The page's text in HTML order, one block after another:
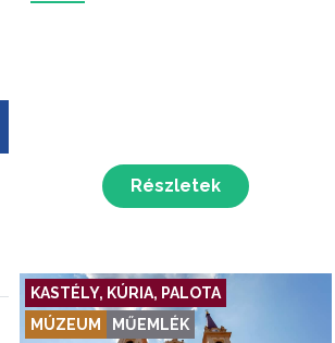
Részletek
KASTÉLY, KÚRIA, PALOTA
MÚZEUM
MŰEMLÉK